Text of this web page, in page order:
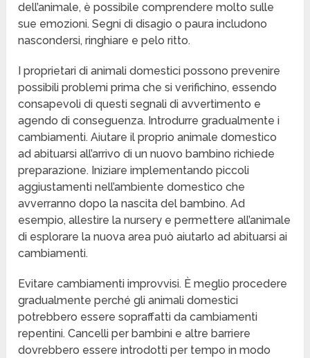
dell’animale, è possibile comprendere molto sulle
sue emozioni. Segni di disagio o paura includono
nascondersi, ringhiare e pelo ritto.
I proprietari di animali domestici possono prevenire
possibili problemi prima che si verifichino, essendo
consapevoli di questi segnali di avvertimento e
agendo di conseguenza. Introdurre gradualmente i
cambiamenti. Aiutare il proprio animale domestico
ad abituarsi all’arrivo di un nuovo bambino richiede
preparazione. Iniziare implementando piccoli
aggiustamenti nell’ambiente domestico che
avverranno dopo la nascita del bambino. Ad
esempio, allestire la nursery e permettere all’animale
di esplorare la nuova area può aiutarlo ad abituarsi ai
cambiamenti.
Evitare cambiamenti improvvisi. È meglio procedere
gradualmente perché gli animali domestici
potrebbero essere sopraffatti da cambiamenti
repentini. Cancelli per bambini e altre barriere
dovrebbero essere introdotti per tempo in modo